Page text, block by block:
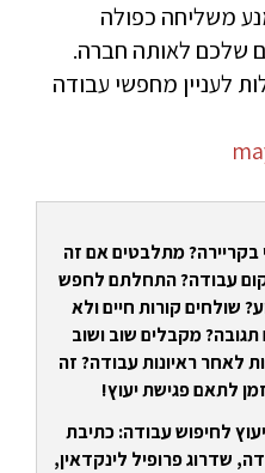
משליחה כפולה
שלכם לאותה חברה.
לעניין מחפשי עבודה
בקריירה? מתלבטים אם זה
עבודה? התחלתם לחפש
שולחים קורות חיים ולא
מקבלים שוב ושוב
לאחר ראיונות עבודה? זה
לתאם פגישת יעוץ!
לחיפוש עבודה: כתיבת
שדרוג פרופיל לינקדאין,